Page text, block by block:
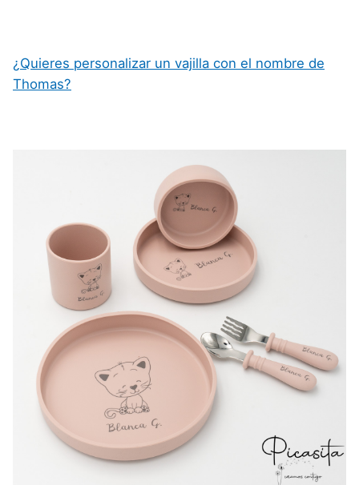
¿Quieres personalizar un vajilla con el nombre de
Thomas?